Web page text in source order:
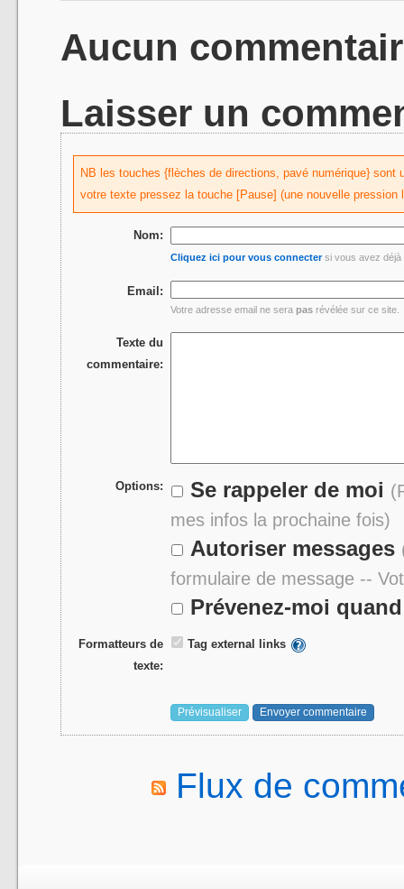
Aucun
Laisser un
NB les touches {flèches de directions, pavé numérique}
votre texte pressez la touche [Pause] (une nouvelle pression
Nom:
Cliquez ici pour vous connectersi vous avez déjà
Email:
Votre adresse email ne serapas révélée sur ce site.
Texte du
commentaire:
Options: Se rappeler de moi
mes infos la prochaine fois)
Autoriser messages
formulaire de message --
Prévenez-moi
Formatteurs de
texte:
Tag external links
Flux de